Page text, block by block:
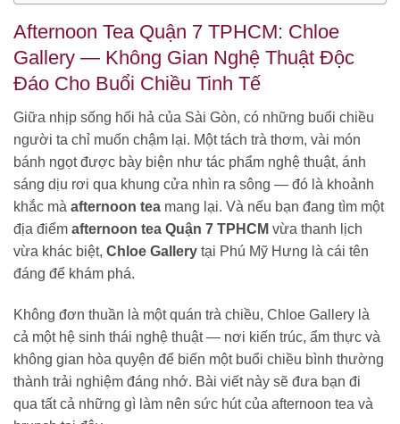
Afternoon Tea Quận 7 TPHCM: Chloe
Gallery — Không Gian Nghệ Thuật Độc
Đáo Cho Buổi Chiều Tinh Tế
Giữa nhịp sống hối hả của Sài Gòn, có những buổi chiều
người ta chỉ muốn chậm lại. Một tách trà thơm, vài món
bánh ngọt được bày biện như tác phẩm nghệ thuật, ánh
sáng dịu rơi qua khung cửa nhìn ra sông — đó là khoảnh
khắc mà afternoon tea mang lại. Và nếu bạn đang tìm một
địa điểm afternoon tea Quận 7 TPHCM vừa thanh lịch
vừa khác biệt, Chloe Gallery tại Phú Mỹ Hưng là cái tên
đáng để khám phá.
Không đơn thuần là một quán trà chiều, Chloe Gallery là
cả một hệ sinh thái nghệ thuật — nơi kiến trúc, ẩm thực và
không gian hòa quyện để biến một buổi chiều bình thường
thành trải nghiệm đáng nhớ. Bài viết này sẽ đưa bạn đi
qua tất cả những gì làm nên sức hút của afternoon tea và